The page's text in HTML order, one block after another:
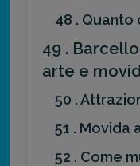
48 . Quanto
49 .
arte e
50 .
51 . Movida
52 . Come